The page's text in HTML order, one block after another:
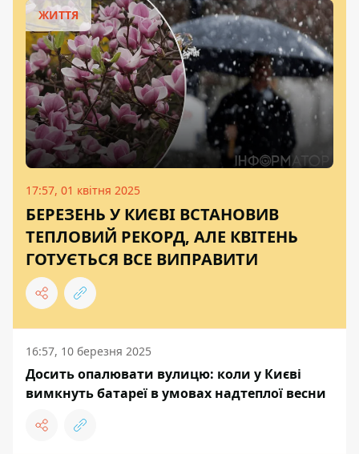
ЖИТТЯ
17:57, 01 квітня 2025
БЕРЕЗЕНЬ У КИЄВІ ВСТАНОВИВ
ТЕПЛОВИЙ РЕКОРД, АЛЕ КВІТЕНЬ
ГОТУЄТЬСЯ ВСЕ ВИПРАВИТИ
16:57, 10 березня 2025
Досить опалювати вулицю: коли у Києві
вимкнуть батареї в умовах надтеплої весни